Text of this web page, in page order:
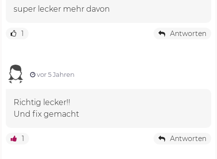
super lecker mehr davon
1 Antworten
vor 5 Jahren
Richtig lecker!!
Und fix gemacht
1 Antworten